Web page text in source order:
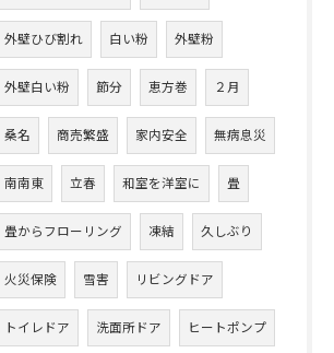
外壁ひび割れ 白い粉 外壁粉
外壁白い粉 節分 恵方巻 ２月
桑名 商売繁盛 家内安全 無病息災
南南東 立春 和室を洋室に 畳
畳からフローリング 凍結 久しぶり
火災保険 雪害 リビングドア
トイレドア 洗面所ドア ヒートポンプ